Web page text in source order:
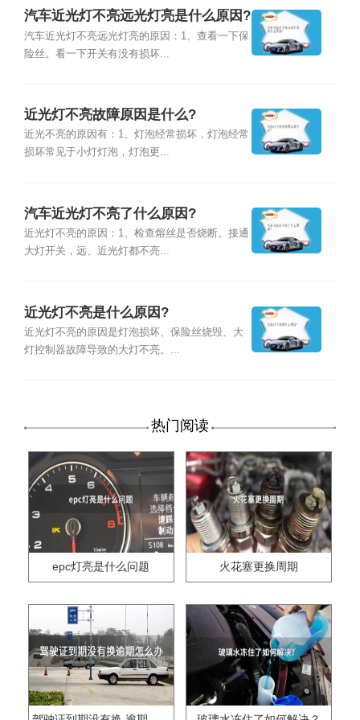
汽车近光灯不亮远光灯亮是什么原因?
汽车近光灯不亮远光灯亮的原因：1、查看一下保
险丝。看一下开关有没有损坏...
近光灯不亮故障原因是什么?
近光不亮的原因有：1、灯泡经常损坏，灯泡经常
损坏常见于小灯灯泡，灯泡更...
汽车近光灯不亮了什么原因?
近光灯不亮的原因：1、检查熔丝是否烧断。接通
大灯开关，远、近光灯都不亮...
近光灯不亮是什么原因?
近光灯不亮的原因是灯泡损坏、保险丝烧毁、大
灯控制器故障导致的大灯不亮。...
热门阅读
epc灯亮是什么问题 火花塞更换周期